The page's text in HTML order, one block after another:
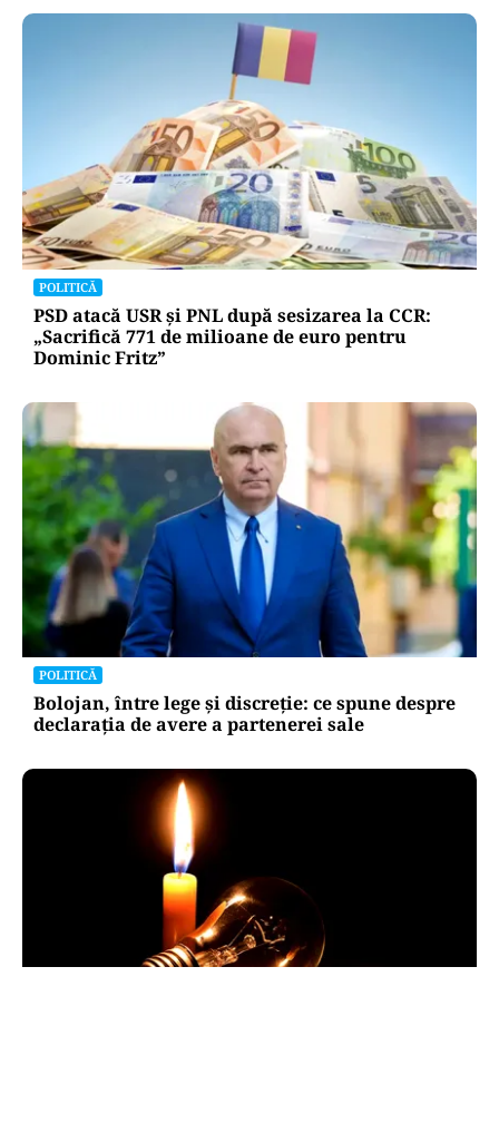
POLITICĂ
PSD atacă USR și PNL după sesizarea la CCR:
„Sacrifică 771 de milioane de euro pentru
Dominic Fritz”
POLITICĂ
Bolojan, între lege și discreție: ce spune despre
declarația de avere a partenerei sale